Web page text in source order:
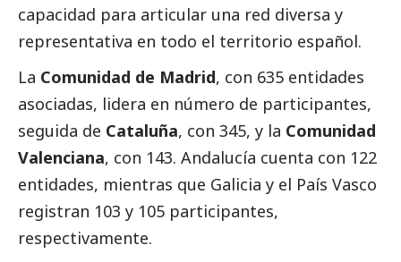
capacidad para articular una red diversa y
representativa en todo el territorio español.
La Comunidad de Madrid, con 635 entidades
asociadas, lidera en número de participantes,
seguida de Cataluña, con 345, y la Comunidad
Valenciana, con 143. Andalucía cuenta con 122
entidades, mientras que Galicia y el País Vasco
registran 103 y 105 participantes,
respectivamente.